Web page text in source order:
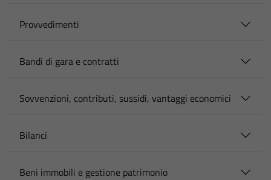
Provvedimenti
Bandi di gara e contratti
Sovvenzioni, contributi, sussidi, vantaggi economici
Bilanci
Beni immobili e gestione patrimonio